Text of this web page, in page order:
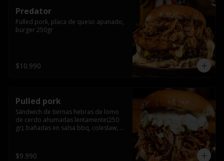
Predator
Pulled pork, placa de queso apanado,
burger 250gr
$10.990
Pulled pork
Sándwich de tiernas hebras de lomo
de cerdo ahumadas lentamente(250
gr), bañadas en salsa bbq, coleslaw,
$9.990